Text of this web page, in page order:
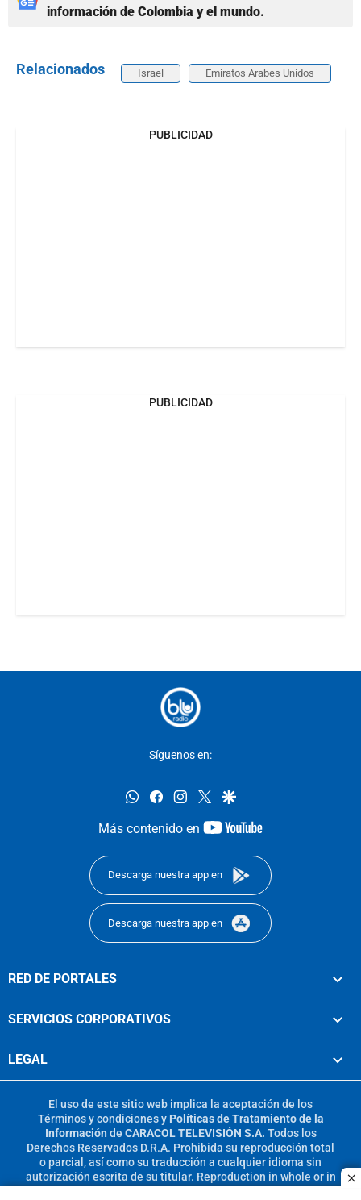
información de Colombia y el mundo.
Relacionados Israel Emiratos Arabes Unidos
PUBLICIDAD
PUBLICIDAD
Síguenos en:
whatsappfacebookinstagram
twittergoogle
Más contenido en
youtube-
Descarga nuestra app en
Descarga nuestra app en
RED DE PORTALES
SERVICIOS CORPORATIVOS
LEGAL
El uso de este sitio web implica la aceptación de los
Términos y condicionesy Políticas de Tratamiento de la
Información de CARACOL TELEVISIÓN S.A. Todos los
Derechos Reservados D.R.A. Prohibida su reproducción total
o parcial, así como su traducción a cualquier idioma sin
autorización escrita de su titular. Reproduction in whole or in